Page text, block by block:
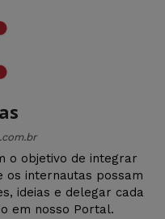
o objetivo de integrar
os internautas possam
ideias e delegar cada
em nosso Portal.